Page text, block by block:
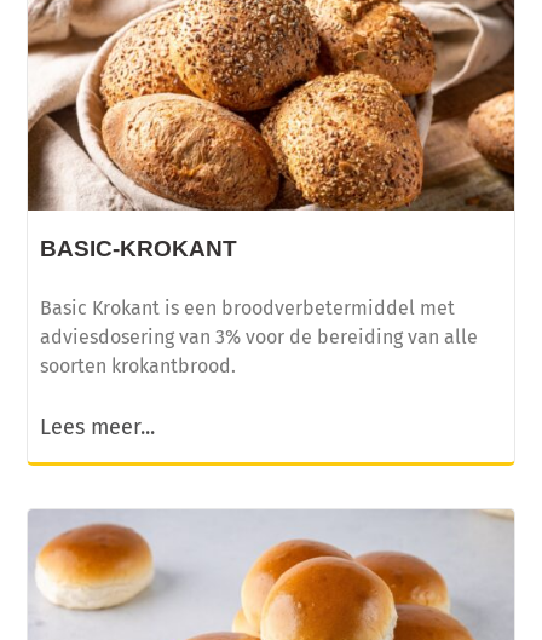
kwark!
BASIC-KROKANT
Basic Krokant is een broodverbetermiddel met
adviesdosering van 3% voor de bereiding van alle
soorten krokantbrood.
Lees meer...